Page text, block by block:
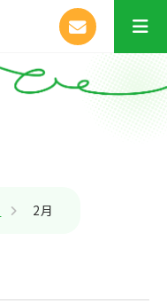
2月